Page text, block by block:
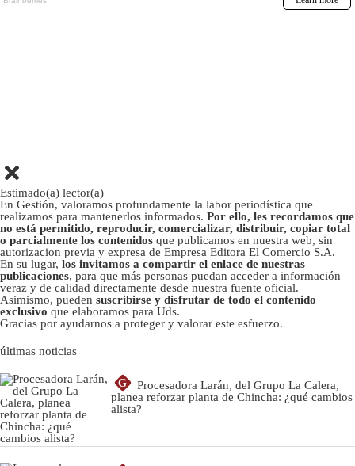
Estimado(a) lector(a)
En Gestión, valoramos profundamente la labor periodística que
realizamos para mantenerlos informados. Por ello, les recordamos que
no está permitido, reproducir, comercializar, distribuir, copiar total
o parcialmente los contenidos que publicamos en nuestra web, sin
autorizacion previa y expresa de Empresa Editora El Comercio S.A.
En su lugar, los invitamos a compartir el enlace de nuestras
publicaciones, para que más personas puedan acceder a información
veraz y de calidad directamente desde nuestra fuente oficial.
Asimismo, pueden suscribirse y disfrutar de todo el contenido
exclusivo que elaboramos para Uds.
Gracias por ayudarnos a proteger y valorar este esfuerzo.
últimas noticias
G
Procesadora Larán, del Grupo La Calera,
planea reforzar planta de Chincha: ¿qué cambios
alista?